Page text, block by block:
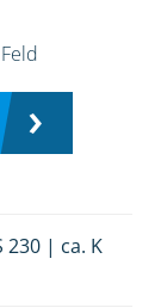
230 | ca. K